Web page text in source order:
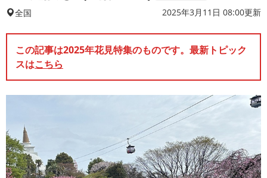
全国 2025年3月11日 08:00更新
この記事は2025年花見特集のものです。最新トピック
スはこちら